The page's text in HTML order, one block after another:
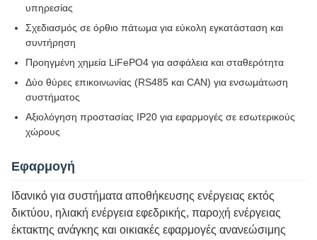
υπηρεσίας
Σχεδιασμός σε όρθιο πάτωμα για εύκολη εγκατάσταση και
συντήρηση
Προηγμένη χημεία LiFePO4 για ασφάλεια και σταθερότητα
Δύο θύρες επικοινωνίας (RS485 και CAN) για ενσωμάτωση
συστήματος
Αξιολόγηση προστασίας IP20 για εφαρμογές σε εσωτερικούς
χώρους
Εφαρμογή
Ιδανικό για συστήματα αποθήκευσης ενέργειας εκτός
δικτύου, ηλιακή ενέργεια εφεδρικής, παροχή ενέργειας
έκτακτης ανάγκης και οικιακές εφαρμογές ανανεώσιμης